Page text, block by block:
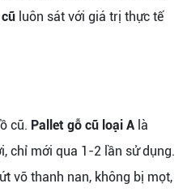
luôn sát với giá trị thực tế
cũ. Pallet gỗ cũ loại A là
chỉ mới qua 1-2 lần sử dụng.
vỡ thanh nan, không bị mọt,